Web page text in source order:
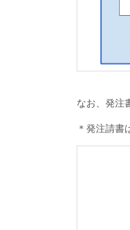
なお、発注
＊発注請書